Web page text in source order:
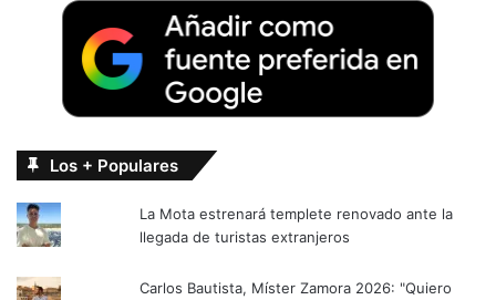
Los + Populares
La Mota estrenará templete renovado ante la
llegada de turistas extranjeros
Carlos Bautista, Míster Zamora 2026: "Quiero